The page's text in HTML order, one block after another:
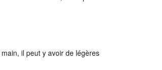
il peut y avoir de légères